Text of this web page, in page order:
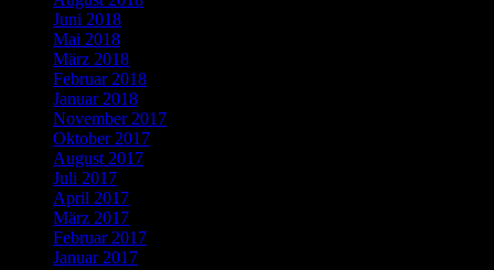
Juni 2018
Mai 2018
März 2018
Februar 2018
Januar 2018
November 2017
Oktober 2017
August 2017
Juli 2017
April 2017
März 2017
Februar 2017
Januar 2017